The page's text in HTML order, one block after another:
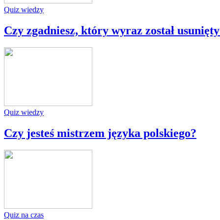
Quiz wiedzy
Czy zgadniesz, który wyraz został
Quiz wiedzy
Czy jesteś mistrzem języka polskiego?
Quiz na czas